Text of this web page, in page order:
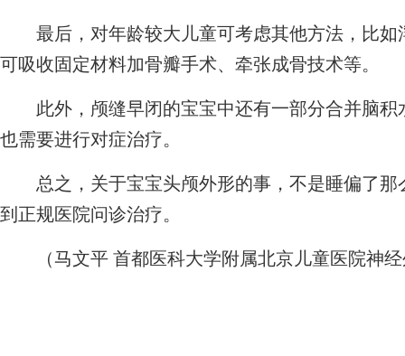
最后，对年龄较大儿童可考虑其他方法，比如
可吸收固定材料加骨瓣手术、牵张成骨技术等。
此外，颅缝早闭的宝宝中还有一部分合并脑积
也需要进行对症治疗。
总之，关于宝宝头颅外形的事，不是睡偏了那
到正规医院问诊治疗。
（马文平 首都医科大学附属北京儿童医院神经